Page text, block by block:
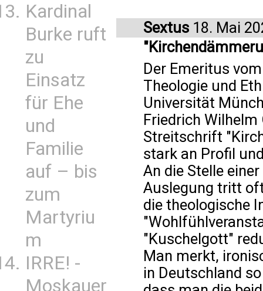
Kardinal
Burke ruft
zu
Einsatz
für Ehe
und
Familie
auf – bis
zum
Martyriu
m
IRRE! -
Moskauer
Sextus 18. Mai
Der Emeritus
Theologie und
Universität
Friedrich
Streitschrift
stark an Profil
An die Stelle
Auslegung tritt
die theologische
"Kuschelgott"
Man merkt,
in Deutschland